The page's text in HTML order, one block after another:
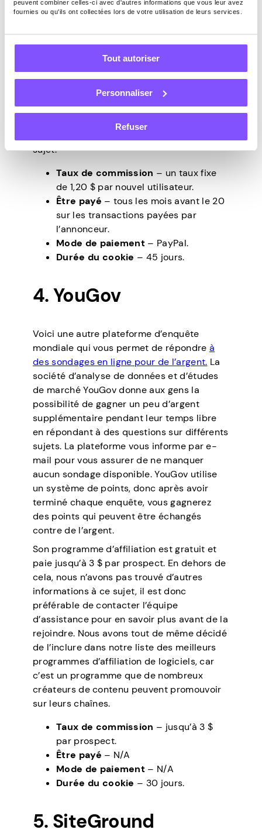
peuvent combiner celles-ci avec d'autres informations que vous leur avez
fournies ou qu'ils ont collectées lors de votre utilisation de leurs services.
Tout autoriser
Personnaliser
Refuser
de 45 jours et vous êtes payé via PayPal.
vous pouvez donc l’essayer quel que soit
de l’argent supplémentaire pendant son
temps libre ? Étant donné que la plate-
forme ne partage pas beaucoup
d’informations sur son programme
d’affiliation, vous voudrez peut-être
sujet.
Taux de commission – un taux fixe
de 1,20 $ par nouvel utilisateur.
Être payé – tous les mois avant le 20
sur les transactions payées par
l’annonceur.
Mode de paiement – PayPal.
Durée du cookie – 45 jours.
4. YouGov
Voici une autre plateforme d’enquête
mondiale qui vous permet de répondre à
des sondages en ligne pour de l’argent. La
société d’analyse de données et d’études
de marché YouGov donne aux gens la
possibilité de gagner un peu d’argent
supplémentaire pendant leur temps libre
en répondant à des questions sur différents
sujets. La plateforme vous informe par e-
mail pour vous assurer de ne manquer
aucun sondage disponible. YouGov utilise
un système de points, donc après avoir
terminé chaque enquête, vous gagnerez
des points qui peuvent être échangés
contre de l’argent.
Son programme d’affiliation est gratuit et
paie jusqu’à 3 $ par prospect. En dehors de
cela, nous n’avons pas trouvé d’autres
informations à ce sujet, il est donc
préférable de contacter l’équipe
d’assistance pour en savoir plus avant de la
rejoindre. Nous avons tout de même décidé
de l’inclure dans notre liste des meilleurs
programmes d’affiliation de logiciels, car
c’est un programme que de nombreux
créateurs de contenu peuvent promouvoir
sur leurs chaînes.
Taux de commission – jusqu’à 3 $
par prospect.
Être payé – N/A
Mode de paiement – N/A
Durée du cookie – 30 jours.
5. SiteGround